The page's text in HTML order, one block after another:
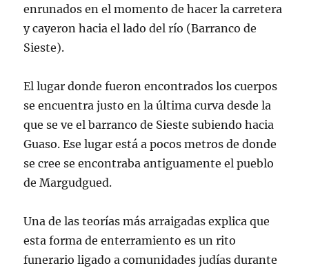
enrunados en el momento de hacer la carretera
y cayeron hacia el lado del río (Barranco de
Sieste).
El lugar donde fueron encontrados los cuerpos
se encuentra justo en la última curva desde la
que se ve el barranco de Sieste subiendo hacia
Guaso. Ese lugar está a pocos metros de donde
se cree se encontraba antiguamente el pueblo
de Margudgued.
Una de las teorías más arraigadas explica que
esta forma de enterramiento es un rito
funerario ligado a comunidades judías durante